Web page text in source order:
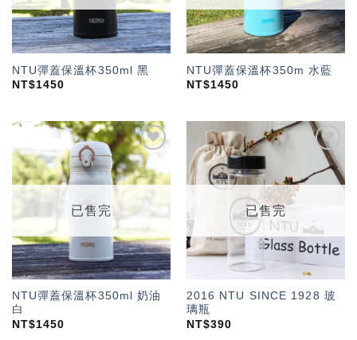
NTU彈蓋保溫杯350ml 黑
NT$1450
NTU彈蓋保溫杯350m 水藍
NT$1450
加入
「願
望輕
已售完
NTU彈蓋保溫杯350ml 奶油
白
NT$1450
加入
「願
望輕
已售完
2016 NTU SINCE 1928 玻
璃瓶
NT$390